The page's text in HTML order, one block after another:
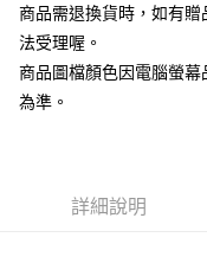
7-11付款取貨
宅配
商品需退換貨時，如有
法受理喔。
商品圖檔顏色因電腦螢
為準。
詳細說明